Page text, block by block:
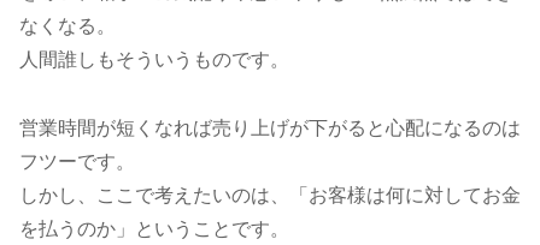
なくなる。
人間誰しもそういうものです。
営業時間が短くなれば売り上げが下がると心配になるのは
フツーです。
しかし、ここで考えたいのは、「お客様は何に対してお金
を払うのか」ということです。